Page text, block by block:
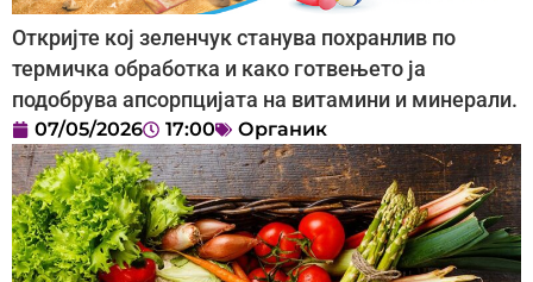
Откријте кој зеленчук станува похранлив по
термичка обработка и како готвењето ја
подобрува апсорпцијата на витамини и минерали.
07/05/2026 17:00 Органик